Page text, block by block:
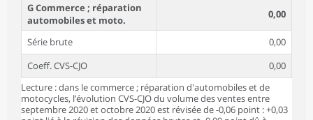
G Commerce ; réparation
automobiles et moto.
0,00
Série brute
0,00
Coeff. CVS-CJO
0,00
Lecture : dans le commerce ; réparation d'automobiles et de
motocycles, l’évolution CVS-CJO du volume des ventes entre
septembre 2020 et octobre 2020 est révisée de -0,06 point : +0,03